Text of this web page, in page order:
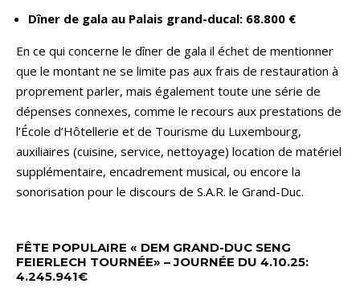
Dîner de gala au Palais grand-ducal: 68.800 €
En ce qui concerne le dîner de gala il échet de mentionner
que le montant ne se limite pas aux frais de restauration à
proprement parler, mais également toute une série de
dépenses connexes, comme le recours aux prestations de
l’École d’Hôtellerie et de Tourisme du Luxembourg,
auxiliaires (cuisine, service, nettoyage) location de matériel
supplémentaire, encadrement musical, ou encore la
sonorisation pour le discours de S.A.R. le Grand-Duc.
FÊTE POPULAIRE « DEM GRAND-DUC SENG
FEIERLECH TOURNÉE» – JOURNÉE DU 4.10.25:
4.245.941€